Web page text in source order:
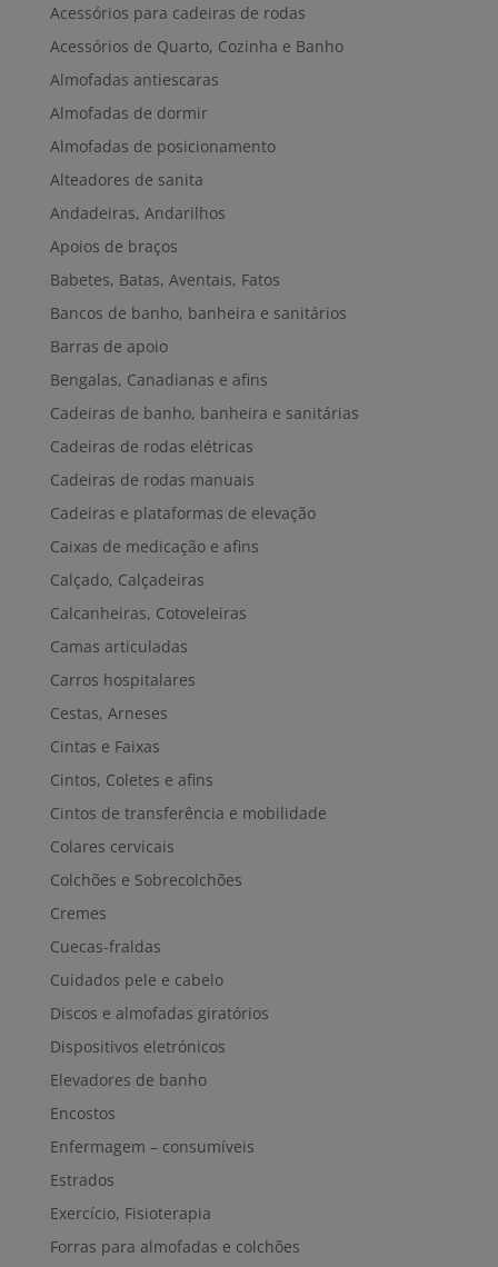
Acessórios para cadeiras de rodas
Acessórios de Quarto, Cozinha e Banho
Almofadas antiescaras
Almofadas de dormir
Almofadas de posicionamento
Alteadores de sanita
Andadeiras, Andarilhos
Apoios de braços
Babetes, Batas, Aventais, Fatos
Bancos de banho, banheira e sanitários
Barras de apoio
Bengalas, Canadianas e afins
Cadeiras de banho, banheira e sanitárias
Cadeiras de rodas elétricas
Cadeiras de rodas manuais
Cadeiras e plataformas de elevação
Caixas de medicação e afins
Calçado, Calçadeiras
Calcanheiras, Cotoveleiras
Camas articuladas
Carros hospitalares
Cestas, Arneses
Cintas e Faixas
Cintos, Coletes e afins
Cintos de transferência e mobilidade
Colares cervicais
Colchões e Sobrecolchões
Cremes
Cuecas-fraldas
Cuidados pele e cabelo
Discos e almofadas giratórios
Dispositivos eletrónicos
Elevadores de banho
Encostos
Enfermagem – consumíveis
Estrados
Exercício, Fisioterapia
Forras para almofadas e colchões